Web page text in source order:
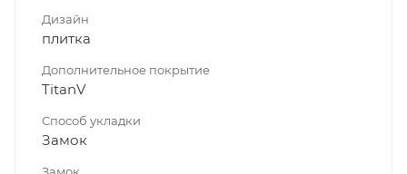
Дизайн
плитка
Дополнительное покрытие
TitanV
Способ укладки
Замок